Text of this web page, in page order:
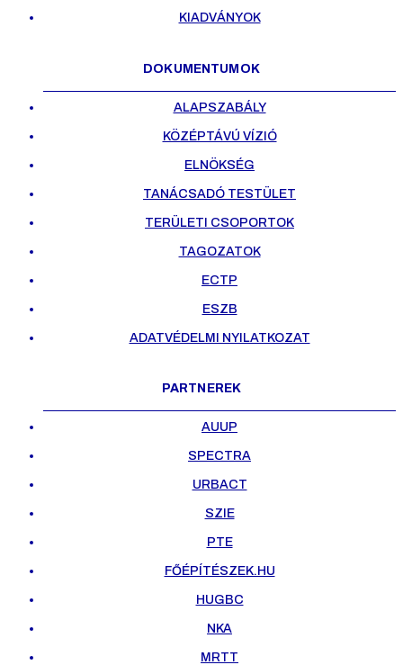
KIADVÁNYOK
DOKUMENTUMOK
ALAPSZABÁLY
KÖZÉPTÁVÚ VÍZIÓ
ELNÖKSÉG
TANÁCSADÓ TESTÜLET
TERÜLETI CSOPORTOK
TAGOZATOK
ECTP
ESZB
ADATVÉDELMI NYILATKOZAT
PARTNEREK
AUUP
SPECTRA
URBACT
SZIE
PTE
FŐÉPÍTÉSZEK.HU
HUGBC
NKA
MRTT